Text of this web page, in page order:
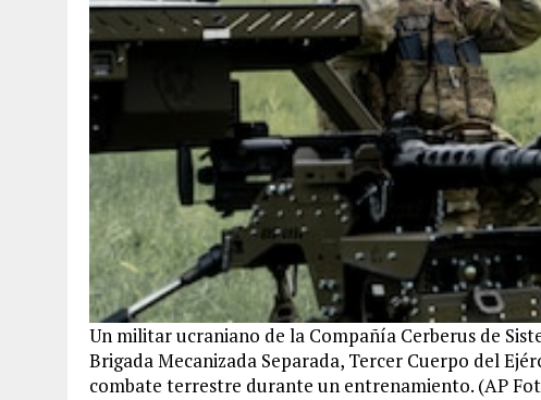
Un militar ucraniano de la Compañía Cerberus de
Brigada Mecanizada Separada, Tercer Cuerpo del
combate terrestre durante un entrenamiento. (AP